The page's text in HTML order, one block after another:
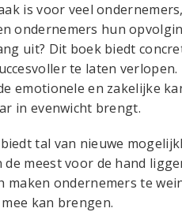
is voor veel
ondernemers hun
uit? Dit boek biedt
te laten verlopen.
emotionele en zakelijke
in evenwicht brengt.
tal van nieuwe
meest voor de hand
maken ondernemers te
kan brengen.